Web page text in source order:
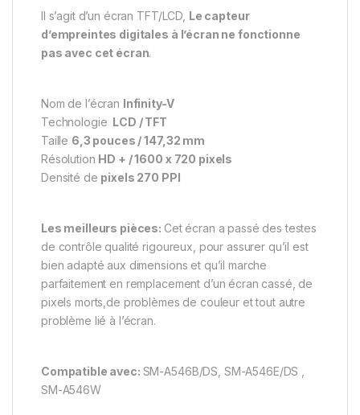
Il s’agit d’un écran TFT/LCD, Le capteur
d’empreintes digitales à l’écran ne fonctionne
pas avec cet écran.
Nom de l’écran Infinity-V
Technologie LCD / TFT
Taille 6,3 pouces / 147,32 mm
Résolution HD + / 1600 x 720 pixels
Densité de pixels 270 PPI
Les meilleurs pièces: Cet écran a passé des testes
de contrôle qualité rigoureux, pour assurer qu’il est
bien adapté aux dimensions et qu’il marche
parfaitement en remplacement d’un écran cassé, de
pixels morts,de problèmes de couleur et tout autre
problème lié à l’écran.
Compatible avec: SM-A546B/DS, SM-A546E/DS ,
SM-A546W